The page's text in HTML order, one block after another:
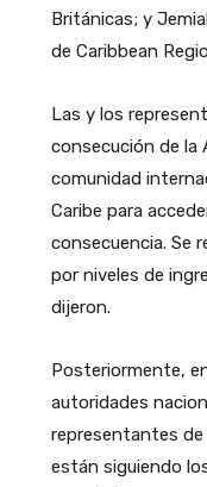
Británicas; y
de Caribbean
Las y los
consecución de la
comunidad
Caribe para
consecuencia. Se
por niveles de
dijeron.
Posteriormente,
autoridades
representantes
están siguiendo